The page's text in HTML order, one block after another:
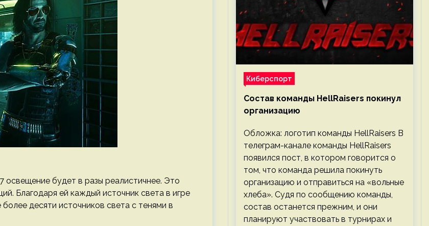
освещение будет в разы реалистичнее. Это
Благодаря ей каждый источник света в игре
десяти источников света с тенями в
Киберспорт
Состав команды HellRaisers покинул
организацию
Обложка: логотип команды HellRaisers В
телеграм-канале команды HellRaisers
появился пост, в котором говорится о
том, что команда решила покинуть
организацию и отправиться на «вольные
хлеба». Судя по сообщению команды,
состав останется прежним, и они
планируют участвовать в турнирах и